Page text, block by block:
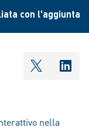
con l'aggiunta
nella